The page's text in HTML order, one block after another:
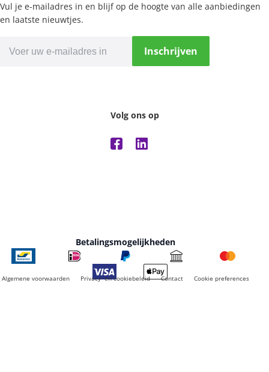
Vul je e-mailadres in en blijf op de hoogte van alle aanbiedingen
en laatste nieuwtjes.
Inschrijven
Volg ons op
Betalingsmogelijkheden
Algemene voorwaarden Privacy- en cookiebeleid Contact Cookie preferences